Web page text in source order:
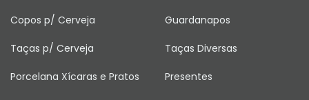
Copos p/ Cerveja Guardanapos
Taças p/ Cerveja Taças Diversas
Porcelana Xícaras e Pratos Presentes